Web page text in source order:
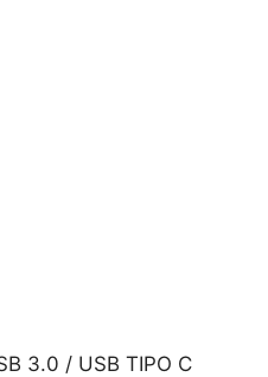
3.0 / USB TIPO C